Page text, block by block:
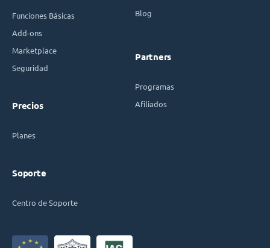
Funciones Básicas
Add-ons
Marketplace
Seguridad
Precios
Planes
Soporte
Centro de Soporte
Blog
Partners
Programas
Afiliados